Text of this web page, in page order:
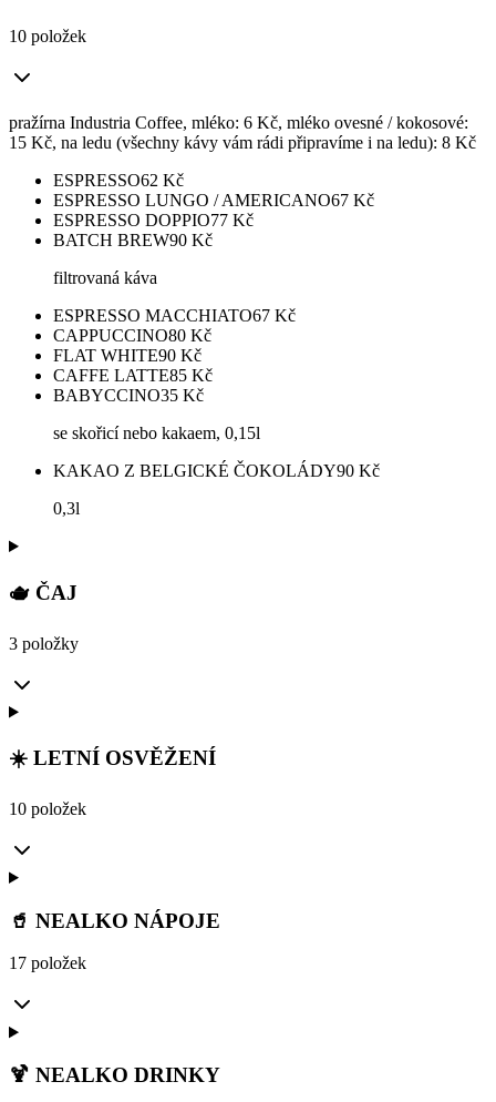
10 položek
pražírna Industria Coffee, mléko: 6 Kč, mléko ovesné / kokosové:
15 Kč, na ledu (všechny kávy vám rádi připravíme i na ledu): 8 Kč
ESPRESSO62 Kč
ESPRESSO LUNGO / AMERICANO67 Kč
ESPRESSO DOPPIO77 Kč
BATCH BREW90 Kč
filtrovaná káva
ESPRESSO MACCHIATO67 Kč
CAPPUCCINO80 Kč
FLAT WHITE90 Kč
CAFFE LATTE85 Kč
BABYCCINO35 Kč
se skořicí nebo kakaem, 0,15l
KAKAO Z BELGICKÉ ČOKOLÁDY90 Kč
0,3l
🫖 ČAJ
3 položky
☀️ LETNÍ OSVĚŽENÍ
10 položek
🥤 NEALKO NÁPOJE
17 položek
🍹 NEALKO DRINKY